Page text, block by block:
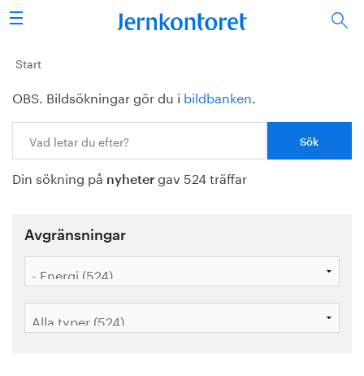
Sök
Stålindustrin
Vision 2050
Forskning/utbildning
Energi/miljö
Vi tycker
Bildbank
Start
OBS. Bildsökningar gör du i bildbanken.
Din sökning på nyheter gav 524 träffar
Avgränsningar